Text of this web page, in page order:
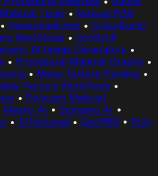
Tools • Manual PBR
• AwesomeBump • CrazyBump
Workflows • ComfyUI
AI Image Generators •
• Procedural Material Graphs •
• Maya Texture Painting •
Texture Workflows •
• Polycam Material
Meshy AI • Scenario AI •
• AITextured • GenPBR • Poly